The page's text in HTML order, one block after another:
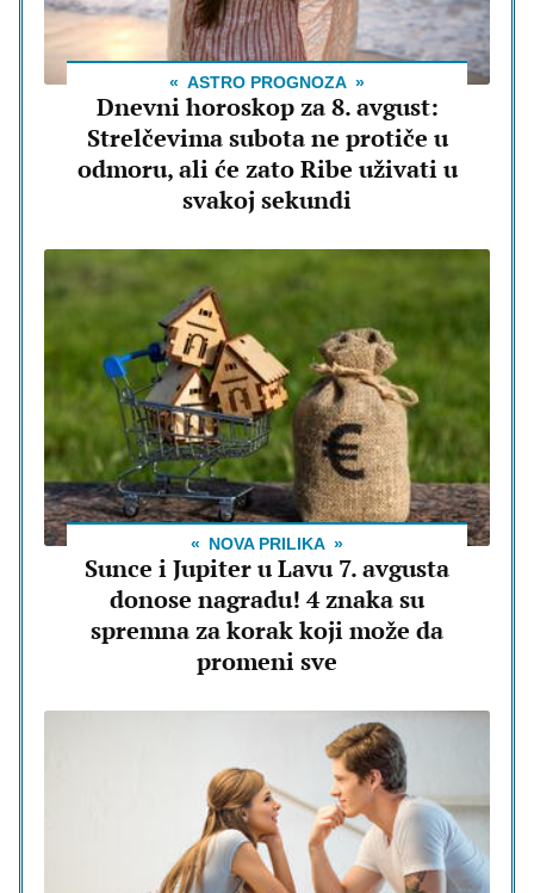
ASTRO PROGNOZA
Dnevni horoskop za 8. avgust:
Strelčevima subota ne protiče u
odmoru, ali će zato Ribe uživati u
svakoj sekundi
NOVA PRILIKA
Sunce i Jupiter u Lavu 7. avgusta
donose nagradu! 4 znaka su
spremna za korak koji može da
promeni sve